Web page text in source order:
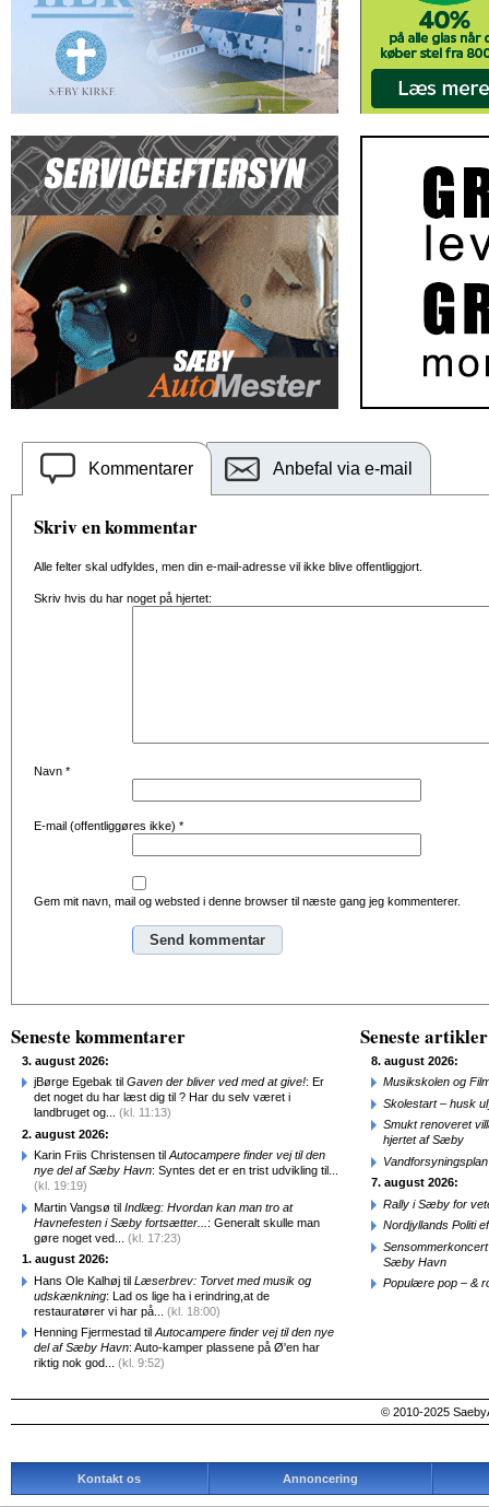
Kommentarer Anbefal via e-mail
Skriv en kommentar
Alle felter skal udfyldes, men din e-mail-adresse vil ikke blive offentliggjort.
Skriv hvis du har noget på hjertet:
Navn *
E-mail (offentliggøres ikke) *
Gem mit navn, mail og websted i denne browser til næste gang jeg kommenterer.
Seneste kommentarer
3. august 2026:
jBørge Egebak til Gaven der bliver ved med at give!: Er
det noget du har læst dig til ? Har du selv været i
landbruget og... (kl. 11:13)
2. august 2026:
Karin Friis Christensen til Autocampere finder vej til den
nye del af Sæby Havn: Syntes det er en trist udvikling til...
(kl. 19:19)
Martin Vangsø til Indlæg: Hvordan kan man tro at
Havnefesten i Sæby fortsætter... : Generalt skulle man
gøre noget ved... (kl. 17:23)
1. august 2026:
Hans Ole Kalhøj til Læserbrev: Torvet med musik og
udskænkning: Lad os lige ha i erindring,at de
restauratører vi har på... (kl. 18:00)
Henning Fjermestad til Autocampere finder vej til den nye
del af Sæby Havn: Auto-kamper plassene på Ø'en har
riktig nok god... (kl. 9:52)
Seneste artikler
8. august 2026:
Musikskolen og
Skolestart – husk
Smukt renoveret
hjertet af Sæby
7. august 2026:
Rally i Sæby for
Nordjyllands Politi
Sæby Havn
Populære pop – &
© 2010-2025
Kontakt os Annoncering